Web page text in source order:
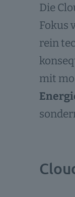
Die
Fokus
rein
mit